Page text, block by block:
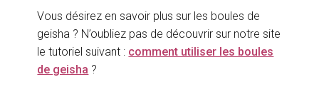
Vous désirez en savoir plus sur les boules de
geisha ? N’oubliez pas de découvrir sur notre site
le tutoriel suivant : comment utiliser les boules
de geisha ?